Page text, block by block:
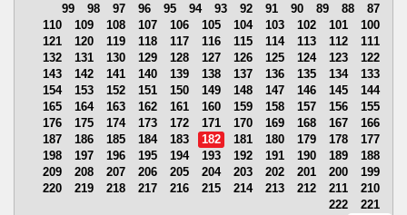
87
88
89
90
91
92
93
94
95
96
97
98
99
100
101
102
103
104
105
106
107
108
109
110
111
112
113
114
115
116
117
118
119
120
121
122
123
124
125
126
127
128
129
130
131
132
133
134
135
136
137
138
139
140
141
142
143
144
145
146
147
148
149
150
151
152
153
154
155
156
157
158
159
160
161
162
163
164
165
166
167
168
169
170
171
172
173
174
175
176
177
178
179
180
181
182
183
184
185
186
187
188
189
190
191
192
193
194
195
196
197
198
199
200
201
202
203
204
205
206
207
208
209
210
211
212
213
214
215
216
217
218
219
220
221
222